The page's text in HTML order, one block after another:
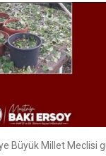
Büyük Millet Meclisi